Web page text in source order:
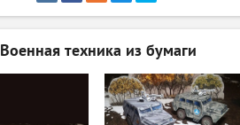
Военная техника из бумаги